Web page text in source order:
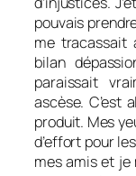
pouvais
me tracassait
bilan
paraissait
ascèse. C’est
produit. Mes
d’effort pour
mes amis et je